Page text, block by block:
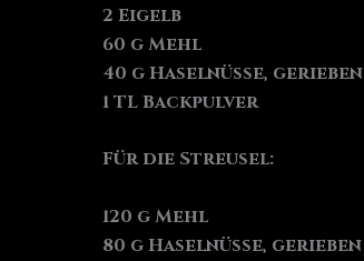
2 Eigelb
60 g Mehl
40 g Haselnüsse, gerieben
1 TL Backpulver
Für die Streusel:
120 g Mehl
80 g Haselnüsse, gerieben